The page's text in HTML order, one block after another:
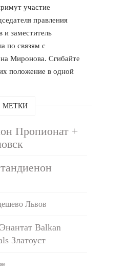
участие
правления
заместитель
по связям с
Миронова. Сгибайте
положение в одной
МЕТКИ
Пропионат +
Львов
Balkan
Златоуст